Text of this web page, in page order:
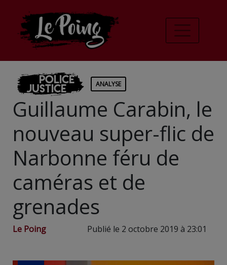
Police
Justice ANALYSE
Guillaume Carabin, le
nouveau super-flic de
Narbonne féru de
caméras et de
grenades
Le Poing Publié le 2 octobre 2019 à 23:01